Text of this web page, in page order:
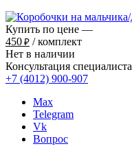
Купить по цене —
450 ₽ / комплект
Нет в наличии
Консультация специалиста
+7 (4012) 900-907
Max
Telegram
Vk
Вопрос